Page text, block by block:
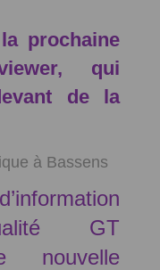
prochaine
qui
de la
à Bassens
GT
nouvelle